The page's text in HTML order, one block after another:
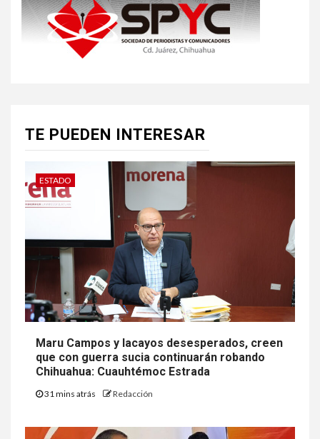
TE PUEDEN INTERESAR
ESTADO
Maru Campos y lacayos desesperados, creen
que con guerra sucia continuarán robando
Chihuahua: Cuauhtémoc Estrada
31 mins atrás Redacción